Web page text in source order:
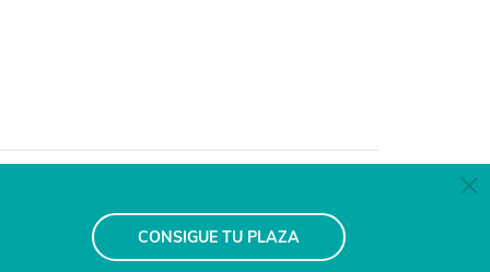
CONSIGUE TU PLAZA